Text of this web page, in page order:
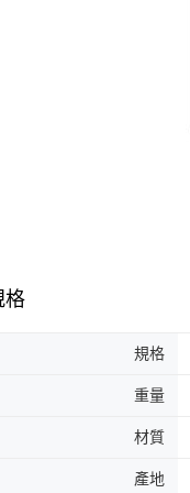
格
規格
重量
材質
產地